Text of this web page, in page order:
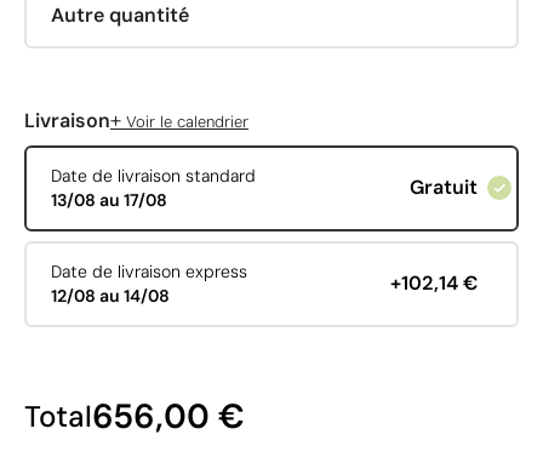
Autre quantité
Livraison+ Voir le calendrier
Date de livraison standard
13/08 au 17/08
Gratuit
Date de livraison express
12/08 au 14/08
+102,14 €
Total656,00 €